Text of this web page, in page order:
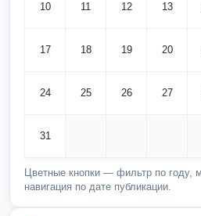
10 11 12 13
17 18 19 20
24 25 26 27
31
Цветные кнопки — фильтр по году,
навигация по дате публикации.